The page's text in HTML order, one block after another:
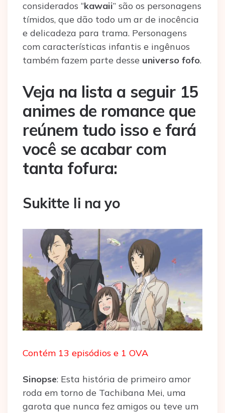
considerados “kawaii” são os personagens
tímidos, que dão todo um ar de inocência
e delicadeza para trama. Personagens
com características infantis e ingênuos
também fazem parte desse universo fofo.
Veja na lista a seguir 15
animes de romance que
reúnem tudo isso e fará
você se acabar com
tanta fofura:
Sukitte Ii na yo
Contém 13 episódios e 1 OVA
Sinopse: Esta história de primeiro amor
roda em torno de Tachibana Mei, uma
garota que nunca fez amigos ou teve um